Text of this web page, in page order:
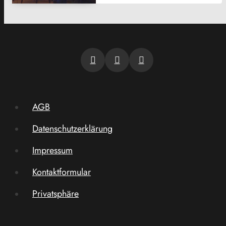
AGB
Datenschutzerklärung
Impressum
Kontaktformular
Privatsphäre